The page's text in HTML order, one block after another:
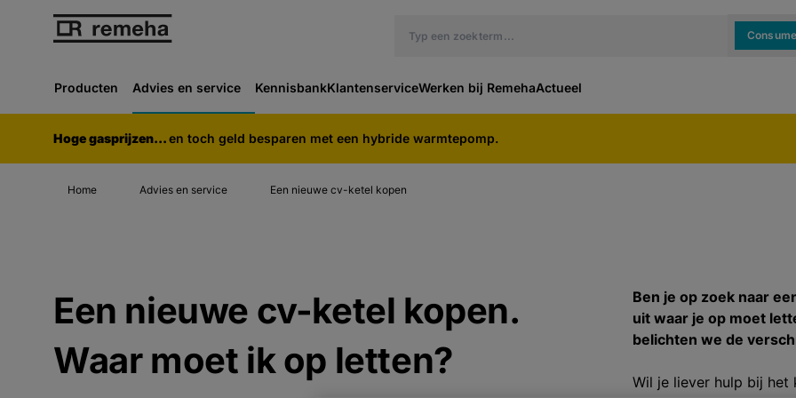
Producten Advies en service KennisbankKlantenserviceWerken bij RemehaActueel
Hoge gasprijzen...en toch geld besparen met een hybride warmtepomp.
Home Advies en service Een nieuwe cv-ketel kopen
Een nieuwe cv-ketel kopen.
Waar moet ik op letten?
Ben je op zoek naar
uit waar je op moet
belichten we de
Wil je liever hulp bij het